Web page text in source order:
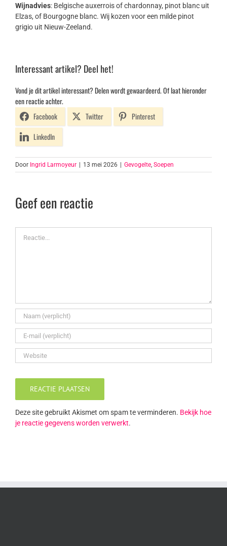
Wijnadvies: Belgische auxerrois of chardonnay, pinot blanc uit
Elzas, of Bourgogne blanc. Wij kozen voor een milde pinot
grigio uit Nieuw-Zeeland.
Interessant artikel? Deel het!
Vond je dit artikel interessant? Delen wordt gewaardeerd. Of laat hieronder
een reactie achter.
Facebook
Twitter
Pinterest
LinkedIn
Door Ingrid Larmoyeur 13 mei 2026 Gevogelte, Soepen
Geef een reactie
Deze site gebruikt Akismet om spam te verminderen. Bekijk hoe
je reactie gegevens worden verwerkt.